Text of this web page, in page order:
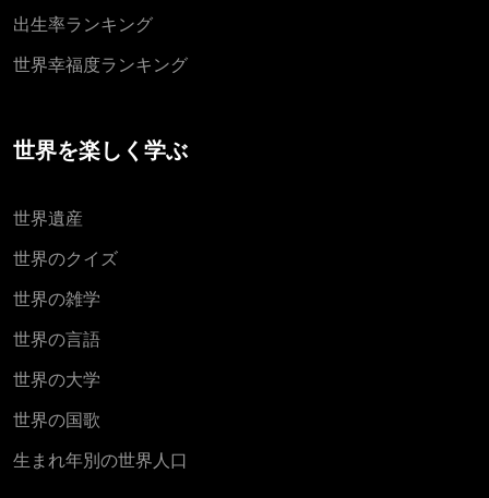
出生率ランキング
世界幸福度ランキング
世界を楽しく学ぶ
世界遺産
世界のクイズ
世界の雑学
世界の言語
世界の大学
世界の国歌
生まれ年別の世界人口